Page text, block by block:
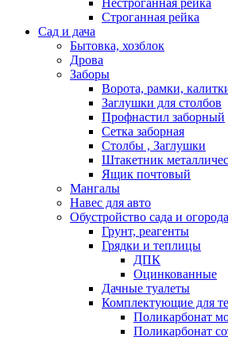
Нестроганная рейка
Строганная рейка
Сад и дача
Бытовка, хозблок
Дрова
Заборы
Ворота, рамки,
Заглушки для столбов
Профнастил заборный
Сетка заборная
Столбы , Заглушки
Штакетник
Ящик почтовый
Мангалы
Навес для авто
Обустройство сада и огорода
Грунт, реагенты
Грядки и теплицы
ДПК
Оцинкованные
Дачные туалеты
Комплектующие для
Поликарбонат
Поликарбонат